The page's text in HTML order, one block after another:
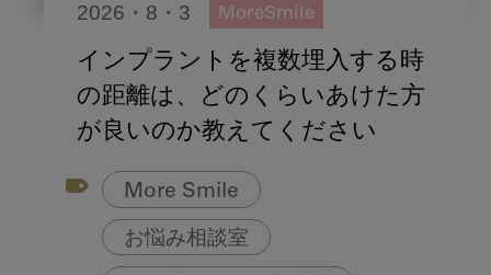
2026・8・3 MoreSmile
インプラントを複数埋入する時
の距離は、どのくらいあけた方
が良いのか教えてください
More Smile
お悩み相談室